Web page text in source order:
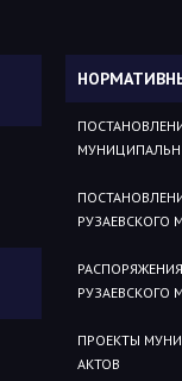
РУЗАЕВСКОГО
РУЗАЕВСКОГО
ПРОЕКТЫ
АКТОВ